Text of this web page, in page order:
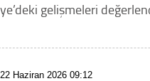
gelişmeleri
22 Haziran 2026 09:12